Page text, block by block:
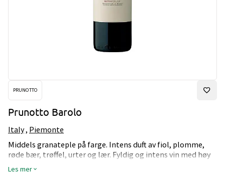
PRUNOTTO
Prunotto Barolo
Italy, Piemonte
Middels granateple på farge. Intens duft av fiol, plomme,
røde bær, trøffel, urter og lær. Fyldig og intens vin med høy
syre, markant tannin og medium ettersmak. Tørr. 0,75L
Les mer